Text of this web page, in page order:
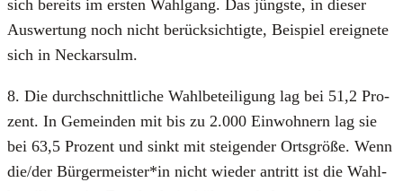
sich bereits im ers­ten Wahl­gang. Das jüngs­te, in die­ser
Aus­wer­tung noch nicht berück­sich­tig­te, Bei­spiel ereig­ne­te
sich in Neckar­sulm.
8. Die durch­schnitt­li­che Wahl­be­tei­li­gung lag bei 51,2 Pro­
zent. In Gemein­den mit bis zu 2.000 Ein­woh­nern lag sie
bei 63,5 Pro­zent und sinkt mit stei­gen­der Orts­grö­ße. Wenn
die/der Bürgermeister*in nicht wie­der antritt ist die Wahl­